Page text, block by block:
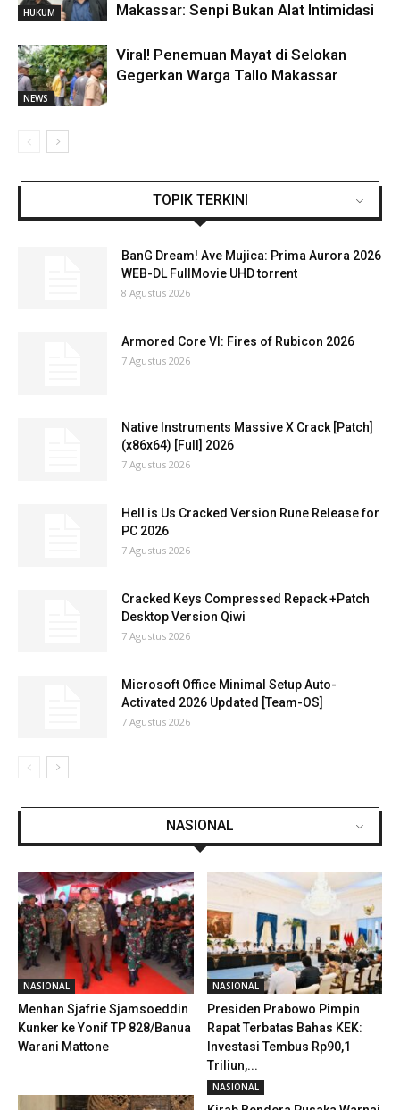
HUKUM
Makassar: Senpi Bukan Alat Intimidasi
NEWS
Viral! Penemuan Mayat di Selokan
Gegerkan Warga Tallo Makassar
TOPIK TERKINI
BanG Dream! Ave Mujica: Prima Aurora 2026
WEB-DL FullMovie UHD torrent
8 Agustus 2026
Armored Core VI: Fires of Rubicon 2026
7 Agustus 2026
Native Instruments Massive X Crack [Patch]
(x86x64) [Full] 2026
7 Agustus 2026
Hell is Us Cracked Version Rune Release for
PC 2026
7 Agustus 2026
Cracked Keys Compressed Repack +Patch
Desktop Version Qiwi
7 Agustus 2026
Microsoft Office Minimal Setup Auto-
Activated 2026 Updated [Team-OS]
7 Agustus 2026
NASIONAL
NASIONAL
Menhan Sjafrie Sjamsoeddin
Kunker ke Yonif TP 828/Banua
Warani Mattone
NASIONAL
Presiden Prabowo Pimpin
Rapat Terbatas Bahas KEK:
Investasi Tembus Rp90,1
Triliun,...
NASIONAL